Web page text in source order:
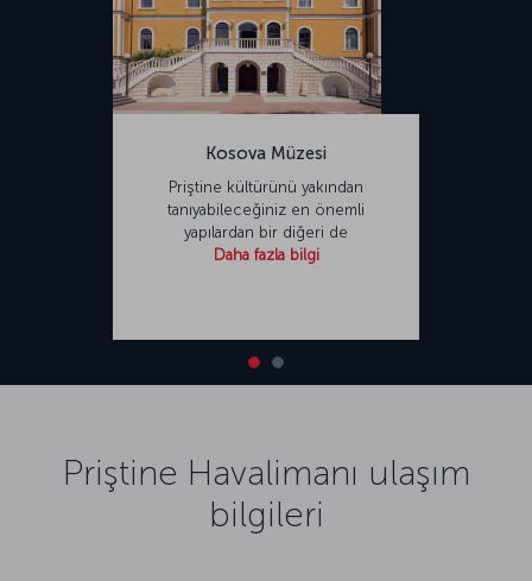
Kosova Müzesi
Priştine kültürünü yakından
tanıyabileceğiniz en önemli
yapılardan bir diğeri de
Daha fazla bilgi
Priştine Havalimanı ulaşım
bilgileri